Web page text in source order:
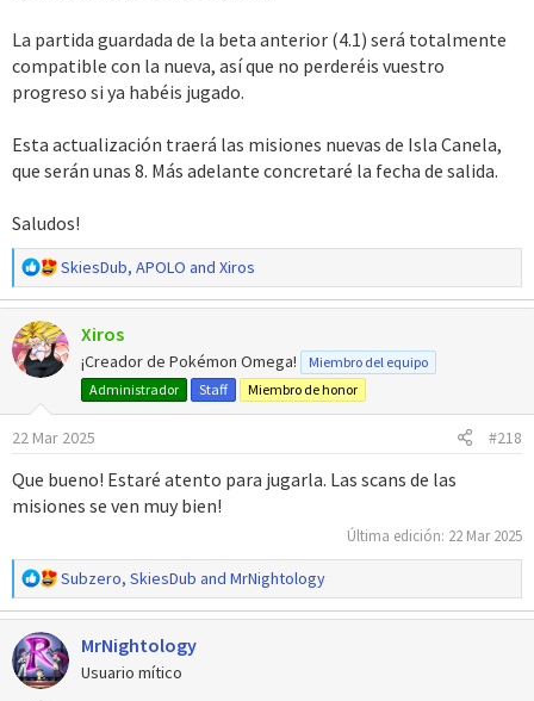
La partida guardada de la beta anterior (4.1) será totalmente
compatible con la nueva, así que no perderéis vuestro
progreso si ya habéis jugado.
Esta actualización traerá las misiones nuevas de Isla Canela,
que serán unas 8. Más adelante concretaré la fecha de salida.
Saludos!
R
e
a
c
c
e
:
SkiesDub, APOLO and Xiros
Xiros
¡Creador de Pokémon Omega!
Miembro del equipo
Administrador
Staff Miembro de honor
22 Mar 2025 #218
Que bueno! Estaré atento para jugarla. Las scans de las
misiones se ven muy bien!
Última edición: 22 Mar 2025
R
e
a
c
c
Subzero, SkiesDub and MrNightology
MrNightology
Usuario mítico